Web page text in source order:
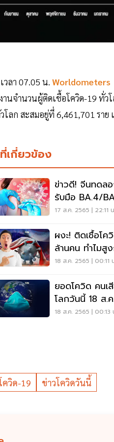
วลา 07.05 น. Worldometers
นจำนวนผู้ติดเชื้อโควิด-19 ทั่
โลก สะสมอยู่ที่ 6,461,701 รา
เกี่ยวข้อง
ข่าวดี! จีนทดล
รับมือ BA.4/
เช็คเลย
17 ส.ค. 2565 | 22:11
ผงะ! ติดเชื้อโค
ล้านคน ทำไมสู
เลย
18 ส.ค. 2565 | 00:11
ยอดโควิด คนเ
โลกวันนี้ 18 ส.
อัพเดทที่นี่
18 ส.ค. 2565 | 00:13
ควิด-19 ข่าวโควิดวันนี้